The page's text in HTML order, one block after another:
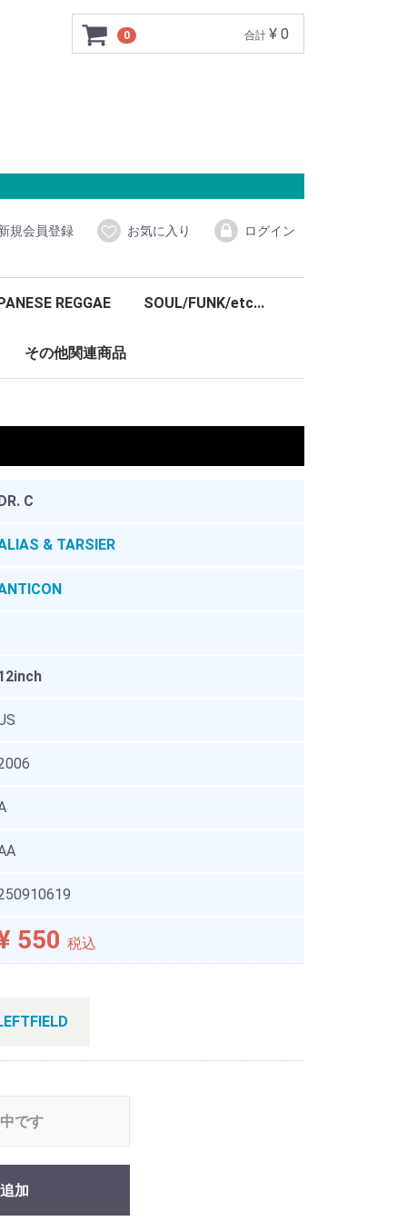
0 合計 ¥ 0
規会員登録 お気に入り ログイン
REGGAE SOUL/FUNK/etc...
その他関連商品
C
& TARSIER
550 税込
です
加